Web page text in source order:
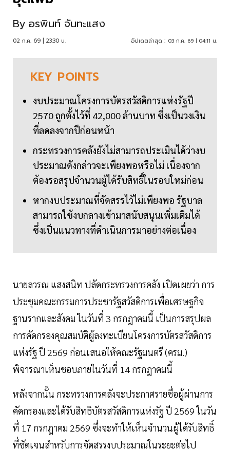
By อรพินท์ จันทะแสง
02 ก.ค. 69 | 23:30 น. อัปเดตล่าสุด : 03 ก.ค. 69 | 04:11 น.
KEY POINTS
งบประมาณโครงการบัตรสวัสดิการแห่งรัฐปี
2570 ถูกตั้งไว้ที่ 42,000 ล้านบาท ซึ่งเป็นวงเงิน
ที่ลดลงจากปีก่อนหน้า
กระทรวงการคลังยังไม่สามารถประเมินได้ว่างบ
ประมาณดังกล่าวจะเพียงพอหรือไม่ เนื่องจาก
ต้องรอสรุปจำนวนผู้ได้รับสิทธิ์ในรอบใหม่ก่อน
หากงบประมาณที่จัดสรรไว้ไม่เพียงพอ รัฐบาล
สามารถใช้งบกลางเข้ามาสนับสนุนเพิ่มเติมได้
ซึ่งเป็นแนวทางที่ดำเนินการมาอย่างต่อเนื่อง
นายลวรณ แสงสนิท ปลัดกระทรวงการคลัง เปิดเผยว่า การ
ประชุมคณะกรรมการประชารัฐสวัสดิการเพื่อเศรษฐกิจ
ฐานรากและสังคม ในวันที่ 3 กรกฎาคมนี้ เป็นการสรุปผล
การคัดกรองคุณสมบัติผู้ลงทะเบียนโครงการบัตรสวัสดิการ
แห่งรัฐ ปี 2569 ก่อนเสนอให้คณะรัฐมนตรี (ครม.)
พิจารณาเห็นชอบภายในวันที่ 14 กรกฎาคมนี้
หลังจากนั้น กระทรวงการคลังจะประกาศรายชื่อผู้ผ่านการ
คัดกรองและได้รับสิทธิบัตรสวัสดิการแห่งรัฐ ปี 2569 ในวัน
ที่ 17 กรกฎาคม 2569 ซึ่งจะทำให้เห็นจำนวนผู้ได้รับสิทธิ์
ที่ชัดเจนสำหรับการจัดสรรงบประมาณในระยะต่อไป